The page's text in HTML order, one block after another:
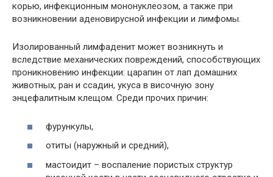
корью, инфекционным мононуклеозом, а также при
возникновении аденовирусной инфекции и лимфомы.
Изолированный лимфаденит может возникнуть и
вследствие механических повреждений, способствующих
проникновению инфекции: царапин от лап домашних
животных, ран и ссадин, укуса в височную зону
энцефалитным клещом. Среди прочих причин:
фурункулы,
отиты (наружный и средний),
мастоидит – воспаление пористых структур